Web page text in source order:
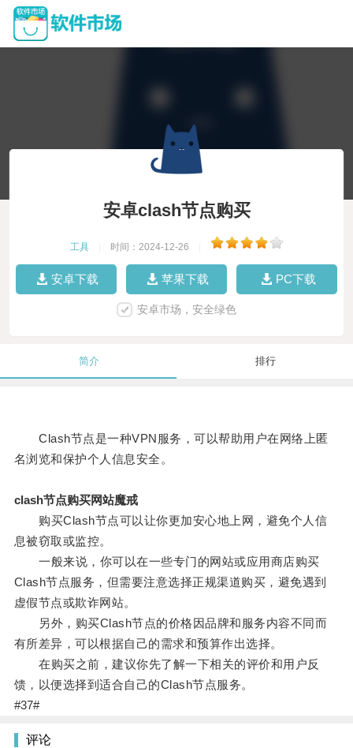
安卓clash节点购买
工具 时间：2024-12-26
安卓下载 苹果下载 PC下载
安卓市场，安全绿色
简介 排行
Clash节点是一种VPN服务，可以帮助用户在网络上匿
名浏览和保护个人信息安全。
clash节点购买网站魔戒
购买Clash节点可以让你更加安心地上网，避免个人信
息被窃取或监控。
一般来说，你可以在一些专门的网站或应用商店购买
Clash节点服务，但需要注意选择正规渠道购买，避免遇到
虚假节点或欺诈网站。
另外，购买Clash节点的价格因品牌和服务内容不同而
有所差异，可以根据自己的需求和预算作出选择。
在购买之前，建议你先了解一下相关的评价和用户反
馈，以便选择到适合自己的Clash节点服务。
#37#
评论